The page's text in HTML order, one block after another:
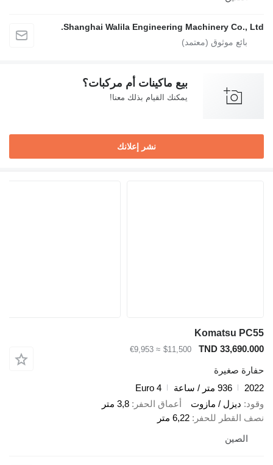
Shanghai Walila Engineering Machinery
بيع ماكينات أم مركبات؟
يمكنك القيام بذلك معنا!
نشر إعلانك
Komatsu
TND
$11,500
≈ €9,953
936 متر / ساعة
Euro 4
/ مازوت
أعماق الحفر 3,8 متر
للحفر 6,22 متر